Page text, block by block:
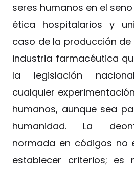
seres humanos en el
ética hospitalarios y
caso de la producción
industria farmacéutica
la legislación
cualquier
humanos, aunque sea
humanidad. La
normada en códigos no
establecer criterios; es